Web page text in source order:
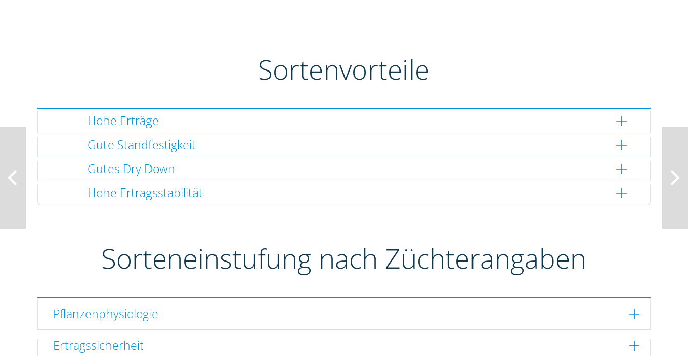
Sortenvorteile
Hohe Erträge
Gute Standfestigkeit
Gutes Dry Down
Hohe Ertragsstabilität
Sorteneinstufung nach Züchterangaben
Pflanzenphysiologie
Ertragssicherheit